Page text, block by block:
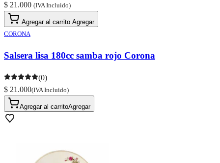
$ 21.000 (IVA Incluido)
Agregar al carrito Agregar
CORONA
Salsera lisa 180cc samba rojo Corona
(0)
$ 21.000(IVA Incluido)
Agregar al carritoAgregar